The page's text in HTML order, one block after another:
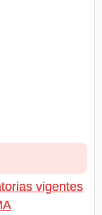
vigentes